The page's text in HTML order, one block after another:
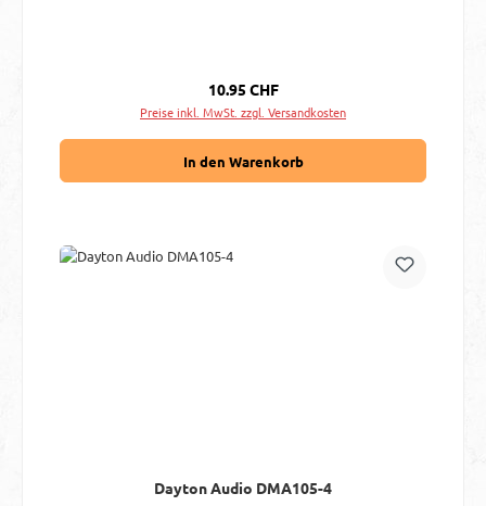
Regulärer Preis:
10.95 CHF
Preise inkl. MwSt. zzgl. Versandkosten
In den Warenkorb
Dayton Audio DMA105-4